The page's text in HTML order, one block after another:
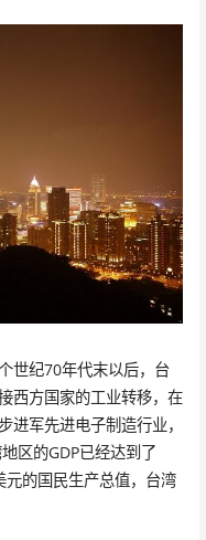
世纪70年代末以后，台
西方国家的工业转移，在
进军先进电子制造行业，
区的GDP已经达到了
的国民生产总值，台湾